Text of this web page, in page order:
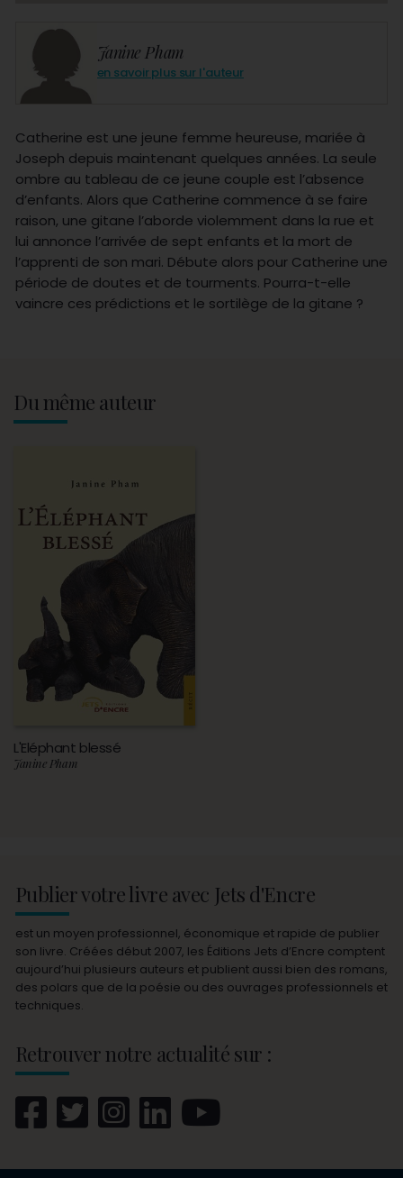
Janine Pham
en savoir plus sur l'auteur
Catherine est une jeune femme heureuse, mariée à
Joseph depuis maintenant quelques années. La seule
ombre au tableau de ce jeune couple est l’absence
d’enfants. Alors que Catherine commence à se faire
raison, une gitane l’aborde violemment dans la rue et
lui annonce l’arrivée de sept enfants et la mort de
l’apprenti de son mari. Débute alors pour Catherine une
période de doutes et de tourments. Pourra-t-elle
vaincre ces prédictions et le sortilège de la gitane ?
Du même auteur
L'Eléphant blessé
Janine Pham
Publier votre livre avec Jets d'Encre
est un moyen professionnel, économique et rapide de publier
son livre. Créées début 2007, les Éditions Jets d’Encre comptent
aujourd’hui plusieurs auteurs et publient aussi bien des romans,
des polars que de la poésie ou des ouvrages professionnels et
techniques.
Retrouver notre actualité sur :